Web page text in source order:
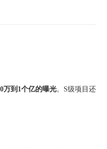
万到1个亿的曝光。S级项目还